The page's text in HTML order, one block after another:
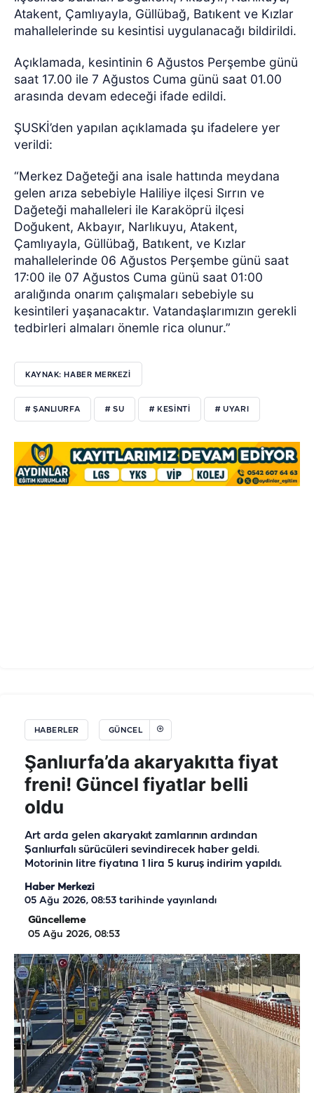
Atakent, Çamlıyayla, Güllübağ, Batıkent ve Kızlar
mahallelerinde su kesintisi uygulanacağı bildirildi.
Açıklamada, kesintinin 6 Ağustos Perşembe günü
saat 17.00 ile 7 Ağustos Cuma günü saat 01.00
arasında devam edeceği ifade edildi.
ŞUSKİ’den yapılan açıklamada şu ifadelere yer
verildi:
“Merkez Dağeteği ana isale hattında meydana
gelen arıza sebebiyle Haliliye ilçesi Sırrın ve
Dağeteği mahalleleri ile Karaköprü ilçesi
Doğukent, Akbayır, Narlıkuyu, Atakent,
Çamlıyayla, Güllübağ, Batıkent, ve Kızlar
mahallelerinde 06 Ağustos Perşembe günü saat
17:00 ile 07 Ağustos Cuma günü saat 01:00
aralığında onarım çalışmaları sebebiyle su
kesintileri yaşanacaktır. Vatandaşlarımızın gerekli
tedbirleri almaları önemle rica olunur.”
KAYNAK: HABER MERKEZİ
# ŞANLIURFA # SU # KESİNTİ # UYARI
HABERLER GÜNCEL
Şanlıurfa’da akaryakıtta fiyat
freni! Güncel fiyatlar belli
oldu
Art arda gelen akaryakıt zamlarının ardından
Şanlıurfalı sürücüleri sevindirecek haber geldi.
Motorinin litre fiyatına 1 lira 5 kuruş indirim yapıldı.
Haber Merkezi
05 Ağu 2026, 08:53 tarihinde yayınlandı
Güncelleme
05 Ağu 2026, 08:53